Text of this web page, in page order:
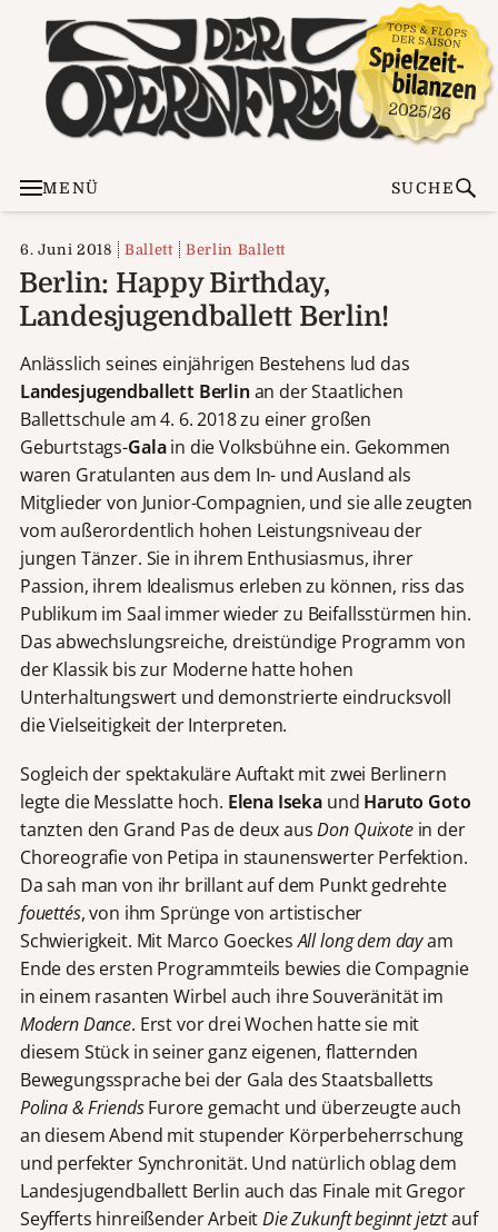
MENÜ SUCHE
6. Juni 2018 Ballett Berlin Ballett
Berlin: Happy Birthday,
Landesjugendballett Berlin!
Anlässlich seines einjährigen Bestehens lud das
Landesjugendballett Berlinan der Staatlichen
Ballettschule am 4. 6. 2018 zu einer großen
Geburtstags-Galain die Volksbühne ein. Gekommen
waren Gratulanten aus dem In- und Ausland als
Mitglieder von Junior-Compagnien, und sie alle zeugten
vom außerordentlich hohen Leistungsniveau der
jungen Tänzer. Sie in ihrem Enthusiasmus, ihrer
Passion, ihrem Idealismus erleben zu können, riss das
Publikum im Saal immer wieder zu Beifallsstürmen hin.
Das abwechslungsreiche, dreistündige Programm von
der Klassik bis zur Moderne hatte hohen
Unterhaltungswert und demonstrierte eindrucksvoll
die Vielseitigkeit der Interpreten.
Sogleich der spektakuläre Auftakt mit zwei Berlinern
legte die Messlatte hoch. Elena Iseka und Haruto Goto
tanzten den Grand Pas de deux ausDon Quixotein der
Choreografie von Petipa in staunenswerter Perfektion.
Da sah man von ihr brillant auf dem Punkt gedrehte
fouettés, von ihm Sprünge von artistischer
Schwierigkeit. Mit Marco GoeckesAll long dem dayam
Ende des ersten Programmteils bewies die Compagnie
in einem rasanten Wirbel auch ihre Souveränität im
Modern Dance. Erst vor drei Wochen hatte sie mit
diesem Stück in seiner ganz eigenen, flatternden
Bewegungssprache bei der Gala des Staatsballetts
Polina & FriendsFurore gemacht und überzeugte auch
an diesem Abend mit stupender Körperbeherrschung
und perfekter Synchronität. Und natürlich oblag dem
Landesjugendballett Berlin auch das Finale mit Gregor
Seyfferts hinreißender ArbeitDie Zukunft beginnt jetztauf